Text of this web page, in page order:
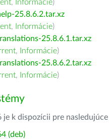
, Informácie)
25.8.6.2.tar.xz
, Informácie)
25.8.6.1.tar.xz
, Informácie)
25.8.6.2.tar.xz
, Informácie)
je k dispozícii pre
(deb)